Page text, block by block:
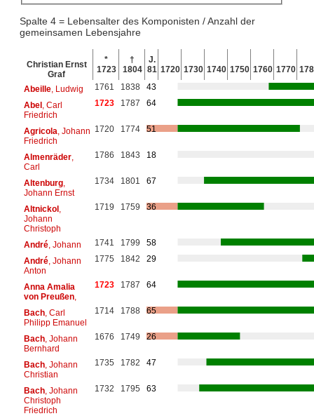
Spalte 4 = Lebensalter des Komponisten / Anzahl der
gemeinsamen Lebensjahre
Christian Ernst
Graf
*
1723
†
1804
J.
81 1720 1730 1740 1750 1760 1770
Abeille, Ludwig 1761 1838
43
Abel, Carl
Friedrich
1723 1787 64
Agricola , Johann
Friedrich
1720 1774 51
Almenräder,
Carl
1786 1843 18
Altenburg,
Johann Ernst
1734 1801 67
Altnickol,
Johann
Christoph
1719 1759 36
André, Johann 1741 1799
58
André, Johann
Anton
1775 1842 29
Anna Amalia
von Preußen,
1723 1787 64
Bach, Carl
Philipp Emanuel
1714 1788 65
Bach, Johann
Bernhard
1676 1749 26
Bach, Johann
Christian
1735 1782 47
Bach, Johann
Christoph
Friedrich
1732 1795 63